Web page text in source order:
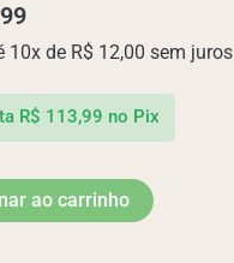
10x de R$ 12,00 sem juros
R$ 113,99 no Pix
ao carrinho